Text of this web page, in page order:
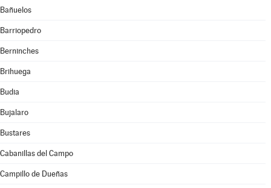
Bañuelos
Barriopedro
Berninches
Brihuega
Budia
Bujalaro
Bustares
Cabanillas del Campo
Campillo de Dueñas